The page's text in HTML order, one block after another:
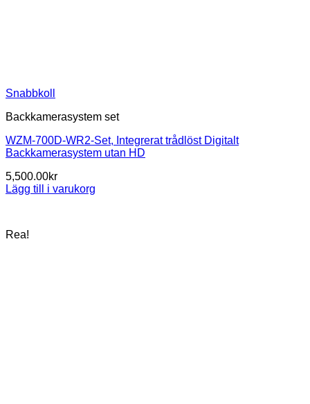
Snabbkoll
Backkamerasystem set
WZM-700D-WR2-Set, Integrerat trådlöst Digitalt
Backkamerasystem utan HD
5,500.00kr
Lägg till i varukorg
Rea!